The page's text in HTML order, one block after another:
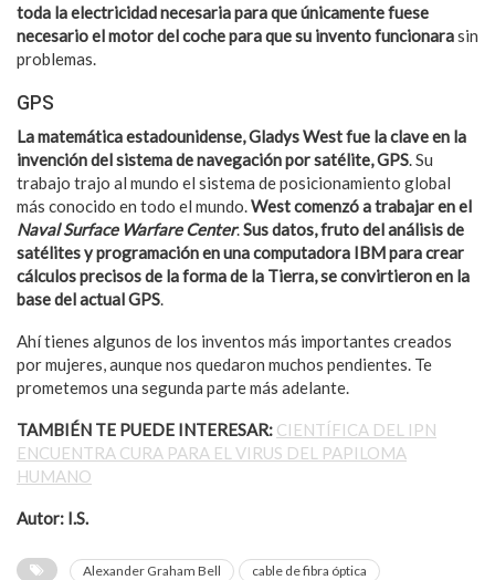
toda la electricidad necesaria para que únicamente fuese
necesario el motor del coche para que su invento funcionarasin
problemas.
GPS
La matemática estadounidense, Gladys West fue la clave en la
invención del sistema de navegación por satélite, GPS. Su
trabajo trajo al mundo el sistema de posicionamiento global
más conocido en todo el mundo.West comenzó a trabajar en el
Naval Surface Warfare Center.Sus datos, fruto del análisis de
satélites y programación en una computadora IBM para crear
cálculos precisos de la forma de la Tierra, se convirtieron en la
base del actual GPS.
Ahí tienes algunos de los inventos más importantes creados
por mujeres, aunque nos quedaron muchos pendientes. Te
prometemos una segunda parte más adelante.
TAMBIÉN TE PUEDE INTERESAR: CIENTÍFICA DEL IPN
ENCUENTRA CURA PARA EL VIRUS DEL PAPILOMA
HUMANO
Autor: I.S.
Alexander Graham Bell
cable de fibra óptica